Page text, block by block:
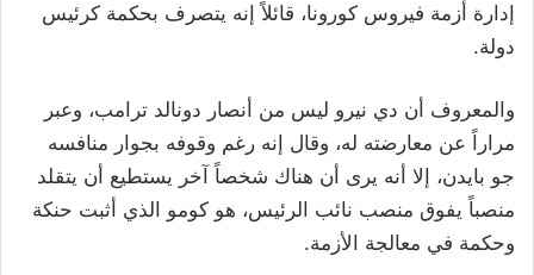
إدارة أزمة فيروس كورونا، قائلاً إنه يتصرف بحكمة كرئيس
دولة.
والمعروف أن دي نيرو ليس من أنصار دونالد ترامب، وعبر
مراراً عن معارضته له، وقال إنه رغم وقوفه بجوار منافسه
جو بايدن، إلا أنه يرى أن هناك شخصاً آخر يستطيع أن يتقلد
منصباً يفوق منصب نائب الرئيس، هو كومو الذي أثبت حنكة
وحكمة في معالجة الأزمة.